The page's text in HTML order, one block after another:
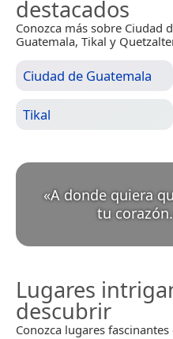
destacados
Conozca más sobre Ciudad
Guatemala, Tikal y
Ciudad de Guatemala
Tikal
«A donde quiera
tu corazón.
Lugares
descubrir
Conozca lugares